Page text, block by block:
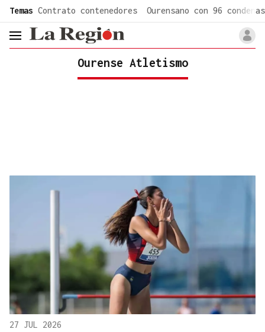
Temas Contrato contenedores Ourensano con 96 condenas
header.menu.open
Ourense Atletismo
27 JUL 2026